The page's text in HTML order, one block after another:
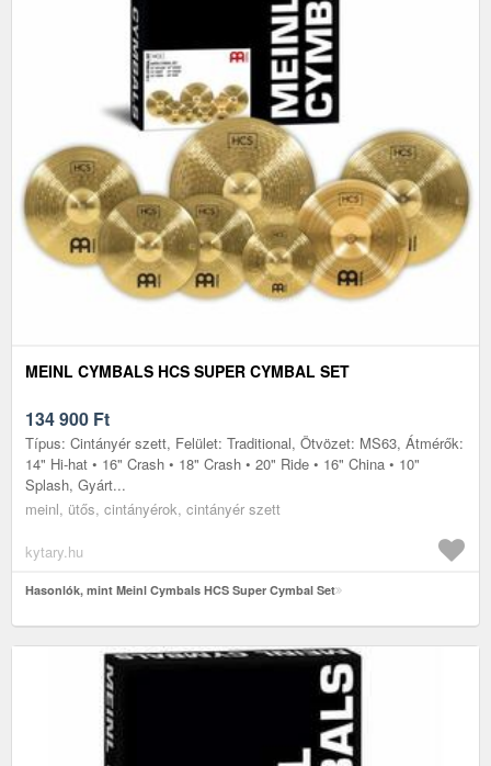
MEINL CYMBALS HCS SUPER CYMBAL SET
134 900 Ft
Típus: Cintányér szett, Felület: Traditional, Ötvözet: MS63, Átmérők:
14" Hi-hat • 16" Crash • 18" Crash • 20" Ride • 16" China • 10"
Splash, Gyárt...
meinl, ütős, cintányérok, cintányér szett
kytary.hu
Hasonlók, mint Meinl Cymbals HCS Super Cymbal Set